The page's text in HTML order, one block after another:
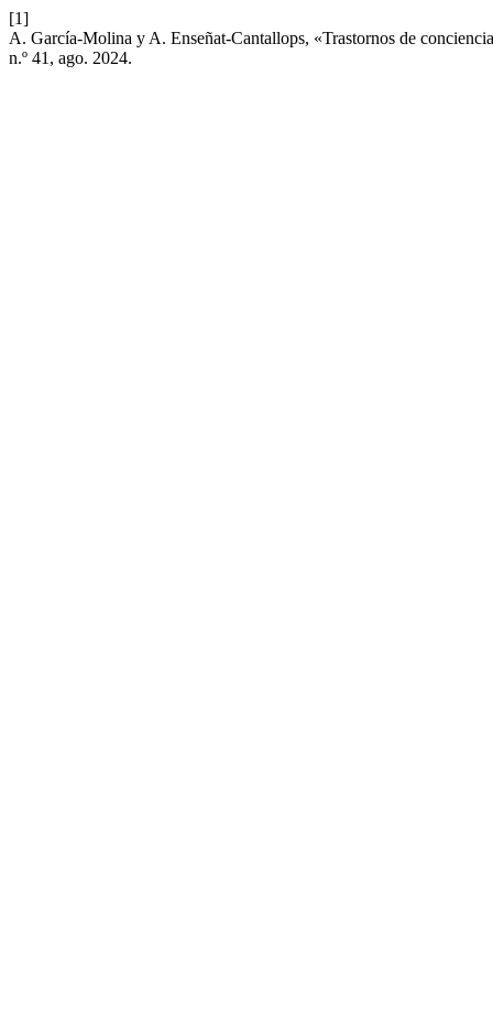
[1]
A. García-Molina y A. Enseñat-Cantallops, «Trastornos de
n.º 41, ago. 2024.